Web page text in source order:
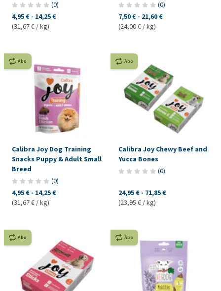
(0)
4,95 € - 14,25 €
(31,67 € / kg)
(0)
7,50 € - 21,60 €
(24,00 € / kg)
Abo
Calibra Joy Dog Training
Snacks Puppy & Adult Small
Breed
(0)
4,95 € - 14,25 €
(31,67 € / kg)
Abo
Calibra Joy Chewy Beef and
Yucca Bones
(0)
24,95 € - 71,85 €
(23,95 € / kg)
Abo Abo